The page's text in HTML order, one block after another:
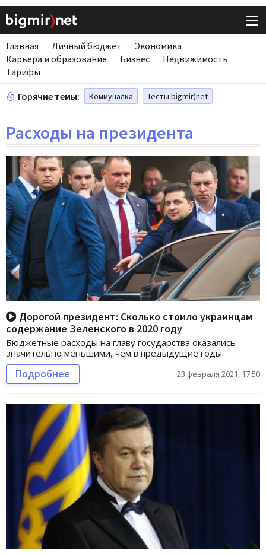
Главная Личный бюджет
Экономика
Карьера и образование
Бизнес
Недвижимость
Тарифы
Горячие темы: Коммуналка Тесты bigmir)net
Расходы на президента
Дорогой президент: Сколько стоило украинцам
содержание Зеленского в 2020 году
Бюджетные расходы на главу государства оказались
значительно меньшими, чем в предыдущие годы.
Подробнее 23 февраля 2021, 17:50